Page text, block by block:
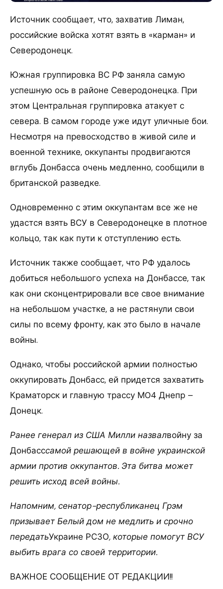
Источник сообщает, что, захватив Лиман,
российские войска хотят взять в «карман» и
Северодонецк.
Южная группировка ВС РФ заняла самую
успешную ось в районе Северодонецка. При
этом Центральная группировка атакует с
севера. В самом городе уже идут уличные бои.
Несмотря на превосходство в живой силе и
военной технике, оккупанты продвигаются
вглубь Донбасса очень медленно, сообщили в
британской разведке.
Одновременно с этим оккупантам все же не
удастся взять ВСУ в Северодонецке в плотное
кольцо, так как пути к отступлению есть.
Источник также сообщает, что РФ удалось
добиться небольшого успеха на Донбассе, так
как они сконцентрировали все свое внимание
на небольшом участке, а не растянули свои
силы по всему фронту, как это было в начале
войны.
Однако, чтобы российской армии полностью
оккупировать Донбасс, ей придется захватить
Краматорск и главную трассу М04 Днепр –
Донецк.
Ранее генерал из США Милли назвалвойну за
Донбасссамой решающей в войне украинской
армии против оккупантов. Эта битва может
решить исход всей войны.
Напомним, сенатор-республиканец Грэм
призывает Белый дом не медлить и срочно
передатьУкраине РСЗО, которые помогут ВСУ
выбить врага со своей территории.
ВАЖНОЕ СООБЩЕНИЕ ОТ РЕДАКЦИИ!!